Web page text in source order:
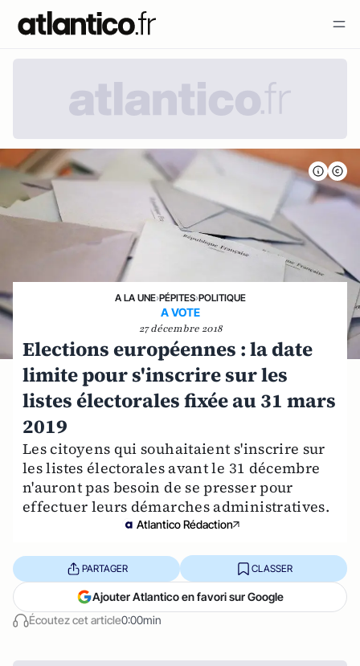
A LA UNE›PÉPITES›POLITIQUE
A VOTE
27 décembre 2018
Elections européennes : la date
limite pour s'inscrire sur les
listes électorales fixée au 31 mars
2019
Les citoyens qui souhaitaient s'inscrire sur
les listes électorales avant le 31 décembre
n'auront pas besoin de se presser pour
effectuer leurs démarches administratives.
Atlantico Rédaction
Écoutez cet article0:00min
PARTAGER CLASSER
Ajouter Atlantico en favori sur Google